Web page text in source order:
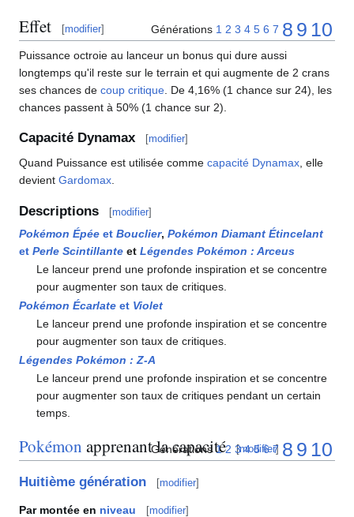
Effet [modifier] Générations 1 2 3 4 5 6 7 8 9 10
Puissance octroie au lanceur un bonus qui dure aussi
longtemps qu'il reste sur le terrain et qui augmente de 2 crans
ses chances de coup critique . De 4,16% (1 chance sur 24), les
chances passent à 50% (1 chance sur 2).
Capacité Dynamax [modifier]
Quand Puissance est utilisée comme capacité Dynamax, elle
devient Gardomax.
Descriptions [modifier]
Pokémon Épée et Bouclier, Pokémon Diamant Étincelant
et Perle Scintillante et Légendes Pokémon : Arceus
Le lanceur prend une profonde inspiration et se concentre
pour augmenter son taux de critiques.
Pokémon Écarlate et Violet
Le lanceur prend une profonde inspiration et se concentre
pour augmenter son taux de critiques.
Légendes Pokémon : Z-A
Le lanceur prend une profonde inspiration et se concentre
pour augmenter son taux de critiques pendant un certain
temps.
Pokémon apprenant la capacité [modifier]
Générations 1 2 3 4 5 6 7 8 9 10
Huitième génération [modifier]
Par montée en niveau [modifier]